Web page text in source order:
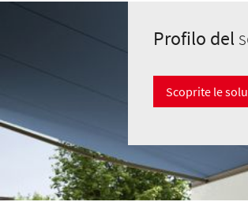
Profilo del
Scoprite le